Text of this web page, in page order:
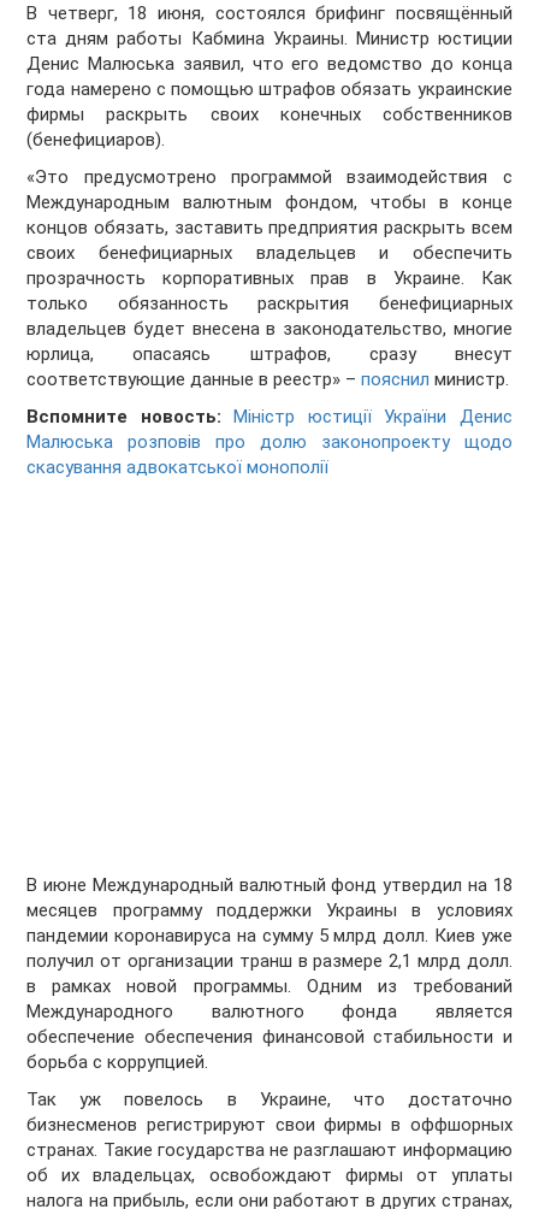
В четверг, 18 июня, состоялся брифинг посвящённый
ста дням работы Кабмина Украины. Министр юстиции
Денис Малюська заявил, что его ведомство до конца
года намерено с помощью штрафов обязать украинские
фирмы раскрыть своих конечных собственников
(бенефициаров).
«Это предусмотрено программой взаимодействия с
Международным валютным фондом, чтобы в конце
концов обязать, заставить предприятия раскрыть всем
своих бенефициарных владельцев и обеспечить
прозрачность корпоративных прав в Украине. Как
только обязанность раскрытия бенефициарных
владельцев будет внесена в законодательство, многие
юрлица, опасаясь штрафов, сразу внесут
соответствующие данные в реестр» –пояснил министр.
Вспомните новость:
Міністр юстиції України Денис
Малюська розповів про долю законопроекту щодо
скасування адвокатської монополії
В июне Международный валютный фонд утвердил на 18
месяцев программу поддержки Украины в условиях
пандемии коронавируса на сумму 5 млрд долл. Киев уже
получил от организации транш в размере 2,1 млрд долл.
в рамках новой программы. Одним из требований
Международного валютного фонда является
обеспечение обеспечения финансовой стабильности и
борьба с коррупцией.
Так уж повелось в Украине, что достаточно
бизнесменов регистрируют свои фирмы в оффшорных
странах. Такие государства не разглашают информацию
об их владельцах, освобождают фирмы от уплаты
налога на прибыль, если они работают в других странах,